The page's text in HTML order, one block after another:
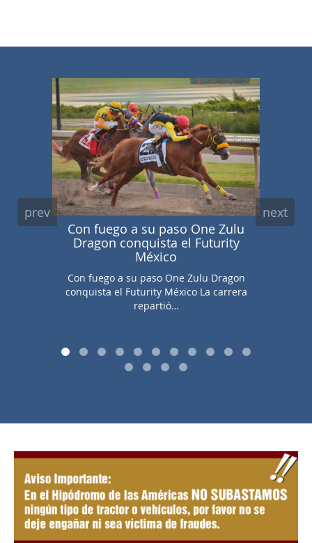
Con fuego a su paso One Zulu
Dragon conquista el Futurity
México
Con fuego a su paso One Zulu Dragon
conquista el Futurity México La carrera
repartió…
prev next